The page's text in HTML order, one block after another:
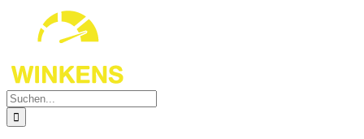
springen
Suche
nach: